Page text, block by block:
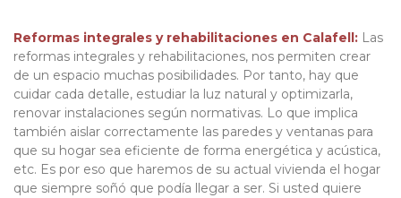
Reformas integrales y rehabilitaciones en Calafell: Las
reformas integrales y rehabilitaciones, nos permiten crear
de un espacio muchas posibilidades. Por tanto, hay que
cuidar cada detalle, estudiar la luz natural y optimizarla,
renovar instalaciones según normativas. Lo que implica
también aislar correctamente las paredes y ventanas para
que su hogar sea eficiente de forma energética y acústica,
etc. Es por eso que haremos de su actual vivienda el hogar
que siempre soñó que podía llegar a ser. Si usted quiere